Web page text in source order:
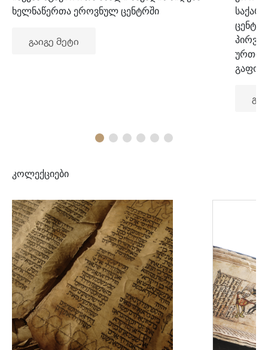
ხელნაწერთა ეროვნულ ცენტრში
გაიგე მეტი
კოლექციები